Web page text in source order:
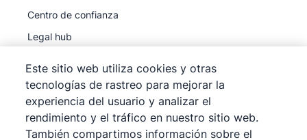
Centro de confianza
Legal hub
Este sitio web utiliza cookies y otras
tecnologías de rastreo para mejorar la
experiencia del usuario y analizar el
rendimiento y el tráfico en nuestro sitio web.
También compartimos información sobre el